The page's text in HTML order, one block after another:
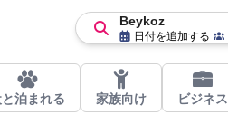
Beykoz
日付を追加する
泊まれる 家族向け ビジネス